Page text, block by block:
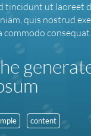
tincidunt ut laoreet
quis nostrud
commodo consequat.
content